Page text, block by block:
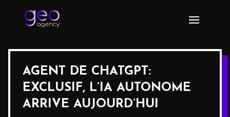
AGENT DE CHATGPT:
EXCLUSIF, L’IA AUTONOME
ARRIVE AUJOURD’HUI